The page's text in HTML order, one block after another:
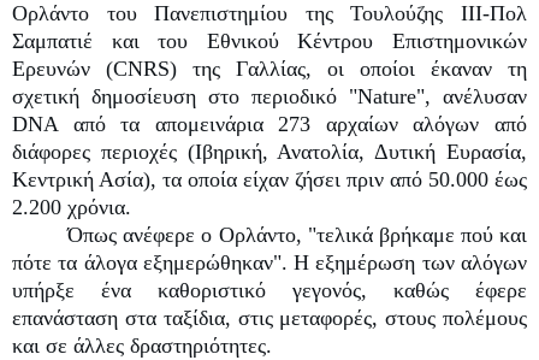
Ορλάντο του Πανεπιστημίου της Τουλούζης ΙΙΙ-Πολ
Σαμπατιέ και του Εθνικού Κέντρου Επιστημονικών
Ερευνών (CNRS) της Γαλλίας, οι οποίοι έκαναν τη
σχετική δημοσίευση στο περιοδικό "Nature", ανέλυσαν
DNA από τα απομεινάρια 273 αρχαίων αλόγων από
διάφορες περιοχές (Ιβηρική, Ανατολία, Δυτική Ευρασία,
Κεντρική Ασία), τα οποία είχαν ζήσει πριν από 50.000 έως
2.200 χρόνια.
Όπως ανέφερε ο Ορλάντο, "τελικά βρήκαμε πού και
πότε τα άλογα εξημερώθηκαν". Η εξημέρωση των αλόγων
υπήρξε ένα καθοριστικό γεγονός, καθώς έφερε
επανάσταση στα ταξίδια, στις μεταφορές, στους πολέμους
και σε άλλες δραστηριότητες.